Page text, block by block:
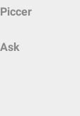
Piccer
Ask